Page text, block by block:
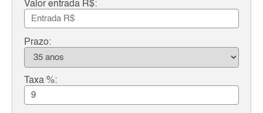
Valor entrada R$:
Prazo:
Taxa %: